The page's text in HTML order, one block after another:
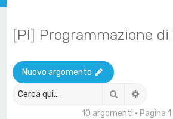
[PI] Programmazione
Nuovo argomento
Cerca
10 argomenti • Pagina 1